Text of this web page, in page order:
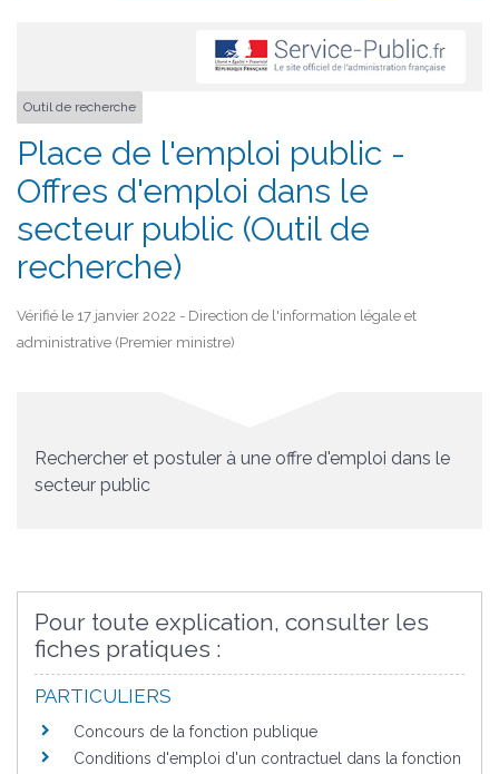
Outil de recherche
Place de l'emploi public -
Offres d'emploi dans le
secteur public (Outil de
recherche)
Vérifié le 17 janvier 2022 - Direction de l'information légale et
administrative (Premier ministre)
Rechercher et postuler à une offre d'emploi dans le
secteur public
Pour toute explication, consulter les
fiches pratiques :
PARTICULIERS
Concours de la fonction publique
Conditions d'emploi d'un contractuel dans la fonction